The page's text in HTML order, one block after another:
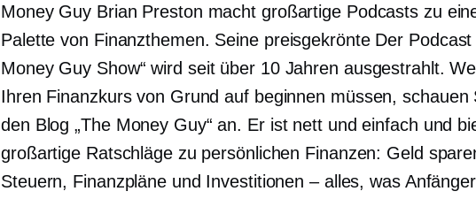
Money Guy Brian Preston macht großartige Podcasts zu
Palette von Finanzthemen. Seine preisgekrönteDer Podcast
Money Guy Show“ wird seit über 10 Jahren ausgestrahlt.
Ihren Finanzkurs von Grund auf beginnen müssen, schauen
den Blog „The Money Guy“ an. Er ist nett und einfach und
großartige Ratschläge zu persönlichen Finanzen: Geld
Steuern, Finanzpläne und Investitionen – alles, was Anfänger